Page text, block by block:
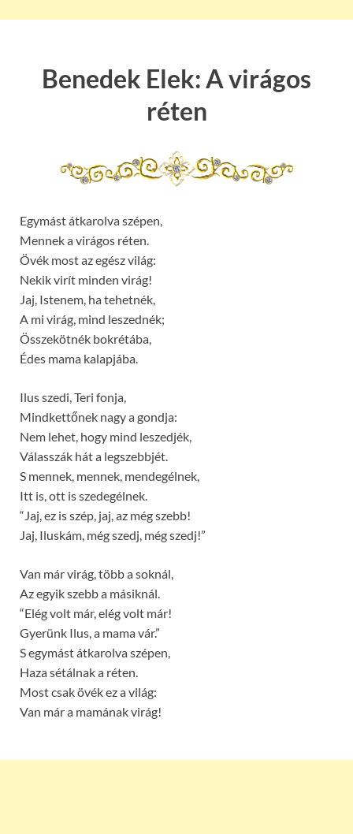
Benedek Elek: A virágos
réten
Egymást átkarolva szépen,
Mennek a virágos réten.
Övék most az egész világ:
Nekik virít minden virág!
Jaj, Istenem, ha tehetnék,
A mi virág, mind leszednék;
Összekötnék bokrétába,
Édes mama kalapjába.
Ilus szedi, Teri fonja,
Mindkettőnek nagy a gondja:
Nem lehet, hogy mind leszedjék,
Válasszák hát a legszebbjét.
S mennek, mennek, mendegélnek,
Itt is, ott is szedegélnek.
“Jaj, ez is szép, jaj, az még szebb!
Jaj, Iluskám, még szedj, még szedj!”
Van már virág, több a soknál,
Az egyik szebb a másiknál.
“Elég volt már, elég volt már!
Gyerünk Ilus, a mama vár.”
S egymást átkarolva szépen,
Haza sétálnak a réten.
Most csak övék ez a világ:
Van már a mamának virág!